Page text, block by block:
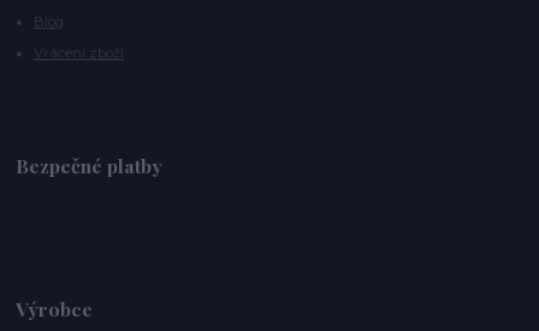
Blog
Vrácení zboží
Bezpečné platby
Výrobce